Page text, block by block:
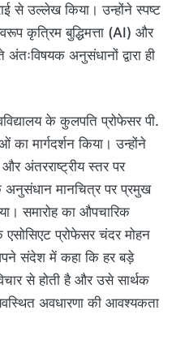
से उल्लेख किया। उन्होंने स्पष्ट
कृत्रिम बुद्धिमत्ता (AI) और
अंतःविषयक अनुसंधानों द्वारा ही
के कुलपति प्रोफेसर पी.
मार्गदर्शन किया। उन्होंने
अंतरराष्ट्रीय स्तर पर
अनुसंधान मानचित्र पर प्रमुख
समारोह का औपचारिक
एसोसिएट प्रोफेसर चंदर मोहन
अपने संदेश में कहा कि हर बड़े
से होती है और उसे सार्थक
अवधारणा की आवश्यकता